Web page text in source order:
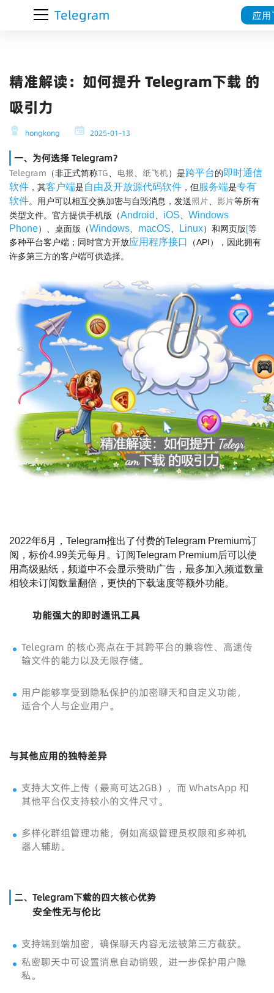
Telegram 应
精准解读：如何提升 Telegram下载 的
吸引力
hongkong 2025-01-13
一、为何选择 Telegram？
Telegram （非正式简称TG 电报 纸飞机）是跨平台的即时通信
软件 ，其客户端是自由及开放源代码软件 ，但服务端是专有
软件。用户可以相互交换加密与自毁消息，发送照片 影片等所有
类型文件。官方提供手机版（Android iOS
Windows
Phone）、桌面版（Windows macOS Linux）和网页版[等
多种平台客户端；同时官方开放应用程序接口
（API），因此拥有
许多第三方的客户端可供选择。
2022年6月，Telegram推出了付费的Telegram Premium订
阅，标价4.99美元每月。订阅Telegram Premium后可以使
用高级贴纸，频道中不会显示赞助广告，最多加入频道数量
相较未订阅数量翻倍，更快的下载速度等额外功能。
功能强大的即时通讯工具
Telegram 的核心亮点在于其跨平台的兼容性、高速传
输文件的能力以及无限存储。
用户能够享受到隐私保护的加密聊天和自定义功能，
适合个人与企业用户。
与其他应用的独特差异
支持大文件上传（最高可达2GB），而 WhatsApp 和
其他平台仅支持较小的文件尺寸。
多样化群组管理功能，例如高级管理员权限和多种机
器人辅助。
二、Telegram下载的四大核心优势
安全性无与伦比
支持端到端加密，确保聊天内容无法被第三方截获。
私密聊天中可设置消息自动销毁，进一步保护用户隐
私。